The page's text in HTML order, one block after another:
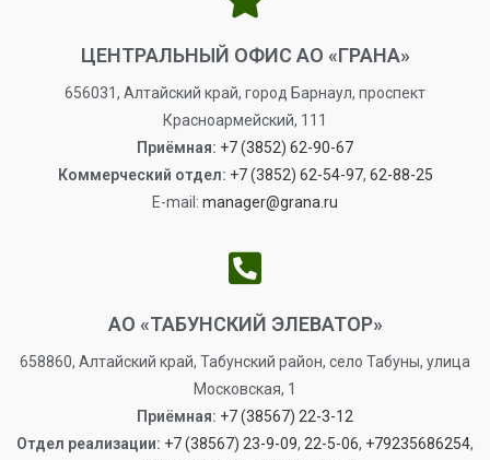
ЦЕНТРАЛЬНЫЙ ОФИС АО «ГРАНА»
656031, Алтайский край, город Барнаул, проспект
Красноармейский, 111
Приёмная: +7 (3852) 62-90-67
Коммерческий отдел: +7 (3852) 62-54-97, 62-88-25
E-mail: manager@grana.ru
АО «ТАБУНСКИЙ ЭЛЕВАТОР»
658860, Алтайский край, Табунский район, село Табуны, улица
Московская, 1
Приёмная: +7 (38567) 22-3-12
Отдел реализации: +7 (38567) 23-9-09, 22-5-06, +79235686254,